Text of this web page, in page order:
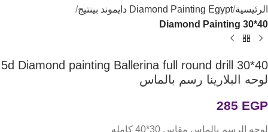
الرئيسية Diamond Painting Egypt دايموند بينتيج
Diamond Painting 30*40
5d Diamond painting Ballerina full round drill 30*40
لوحه البلارينا رسم بالماس
285 EGP
لوحه الرسم بالماس مقاس 30*40 كامله